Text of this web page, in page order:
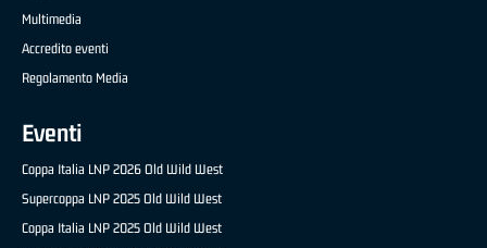
Multimedia
Accredito eventi
Regolamento Media
Eventi
Coppa Italia LNP 2026 Old Wild West
Supercoppa LNP 2025 Old Wild West
Coppa Italia LNP 2025 Old Wild West